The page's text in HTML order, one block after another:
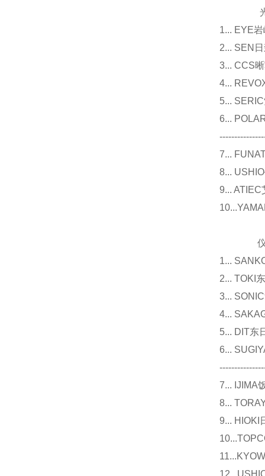
光源
1... EYE
2... SEN
3... CCS
4...
5...
6...
7...
8...
9...
仪器
1...
2... TOKI
3...
4...
5... DIT东
6...
7... IJIMA
8...
9... HIOKI